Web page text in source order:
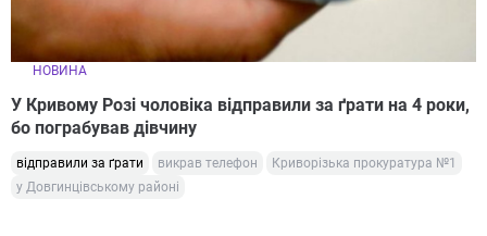
НОВИНА
У Кривому Розі чоловіка відправили за ґрати на 4 роки,
бо пограбував дівчину
відправили за ґрати викрав телефон
Криворізька прокуратура №1
у Довгинцівському районі